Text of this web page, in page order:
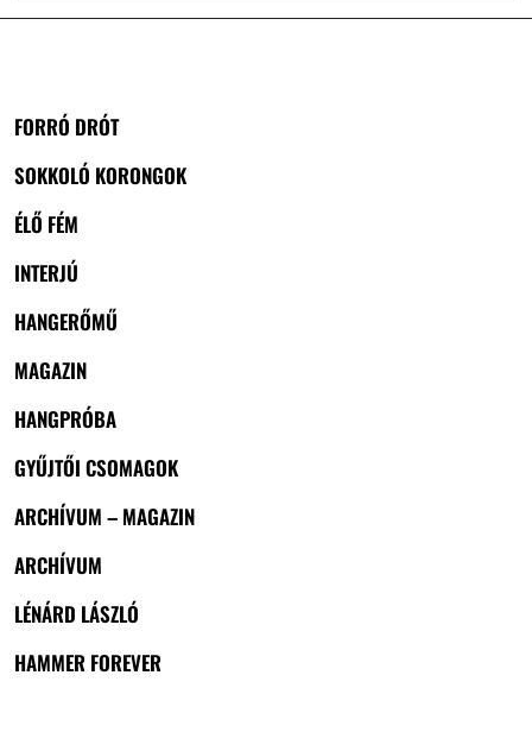
FORRÓ DRÓT
SOKKOLÓ KORONGOK
ÉLŐ FÉM
INTERJÚ
HANGERŐMŰ
MAGAZIN
HANGPRÓBA
GYŰJTŐI CSOMAGOK
ARCHÍVUM – MAGAZIN
ARCHÍVUM
LÉNÁRD LÁSZLÓ
HAMMER FOREVER